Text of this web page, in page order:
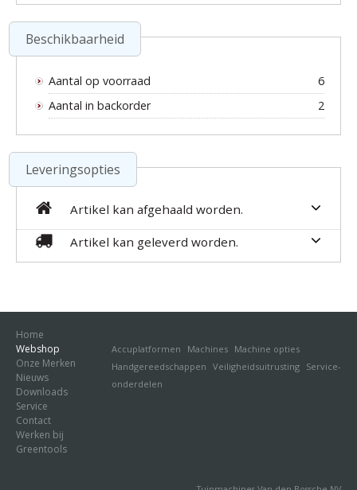
Beschikbaarheid
Aantal op voorraad
6
Aantal in backorder
2
Leveringsopties
Artikel kan afgehaald worden.
Artikel kan geleverd worden.
Home
Webshop
Accuplatformen Machines Machine opties
Handgereedschappen Veiligheidsuitrusting Service-
onderdelen
Onze Merken
Nieuws
Downloads
Service
Contact
Werken bij
Greentools